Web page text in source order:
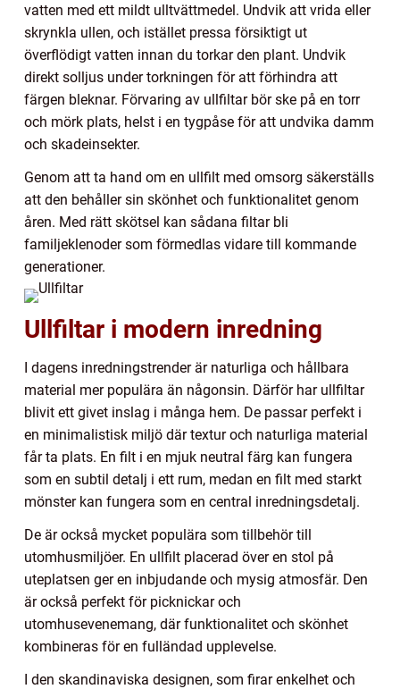
vatten med ett mildt ulltvättmedel. Undvik att vrida eller
skrynkla ullen, och istället pressa försiktigt ut
överflödigt vatten innan du torkar den plant. Undvik
direkt solljus under torkningen för att förhindra att
färgen bleknar. Förvaring av ullfiltar bör ske på en torr
och mörk plats, helst i en tygpåse för att undvika damm
och skadeinsekter.
Genom att ta hand om en ullfilt med omsorg säkerställs
att den behåller sin skönhet och funktionalitet genom
åren. Med rätt skötsel kan sådana filtar bli
familjeklenoder som förmedlas vidare till kommande
generationer.
Ullfiltar i modern inredning
I dagens inredningstrender är naturliga och hållbara
material mer populära än någonsin. Därför har ullfiltar
blivit ett givet inslag i många hem. De passar perfekt i
en minimalistisk miljö där textur och naturliga material
får ta plats. En filt i en mjuk neutral färg kan fungera
som en subtil detalj i ett rum, medan en filt med starkt
mönster kan fungera som en central inredningsdetalj.
De är också mycket populära som tillbehör till
utomhusmiljöer. En ullfilt placerad över en stol på
uteplatsen ger en inbjudande och mysig atmosfär. Den
är också perfekt för picknickar och
utomhusevenemang, där funktionalitet och skönhet
kombineras för en fulländad upplevelse.
I den skandinaviska designen, som firar enkelhet och